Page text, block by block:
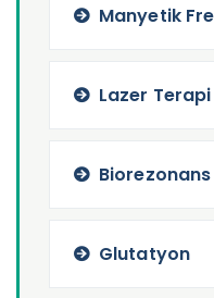
Manyetik
Lazer
Biorezonans
Glutatyon